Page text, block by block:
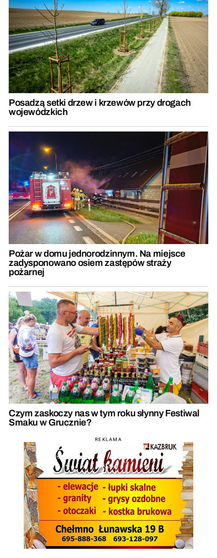
Posadzą setki drzew i krzewów przy drogach
wojewódzkich
Pożar w domu jednorodzinnym. Na miejsce
zadysponowano osiem zastępów straży
pożarnej
Czym zaskoczy nas w tym roku słynny Festiwal
Smaku w Grucznie?
REKLAMA